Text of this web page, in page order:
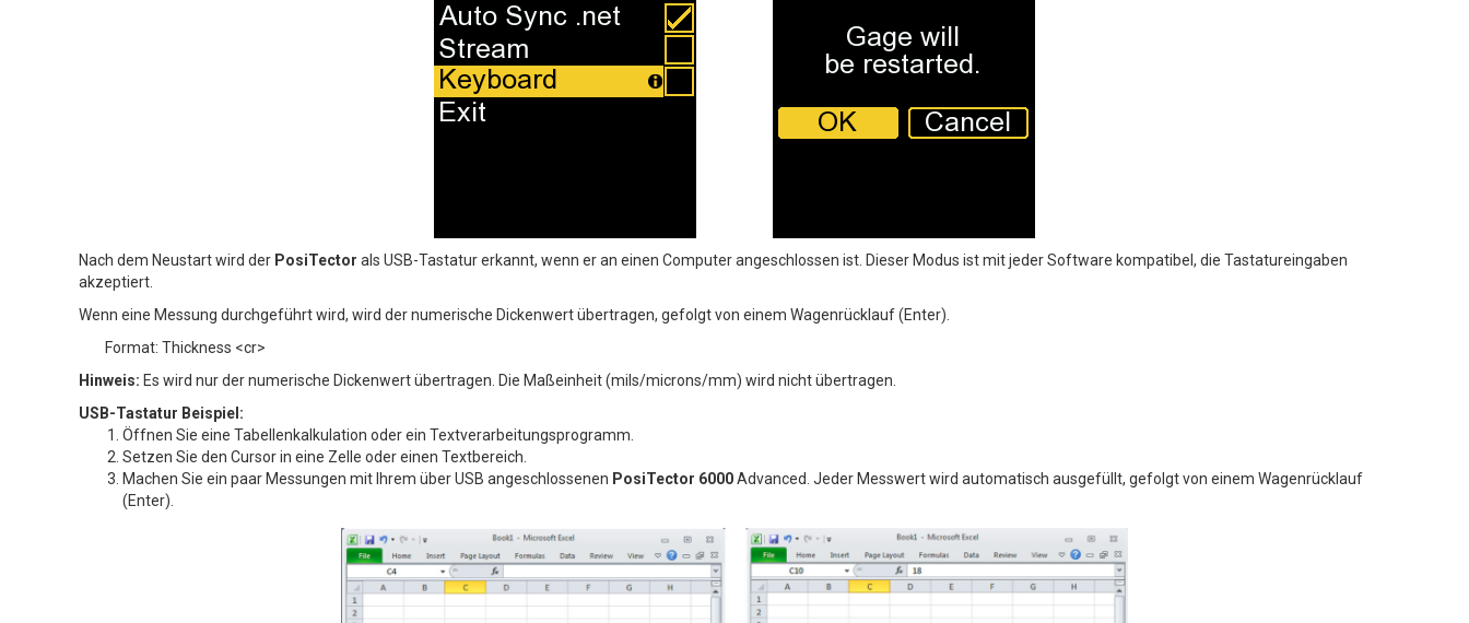
Nach dem Neustart wird der PosiTector als USB-Tastatur erkannt, wenn er an einen Computer angeschlossen ist. Dieser Modus ist mit jeder Software kompatibel, die Tastatureingaben
akzeptiert.
Wenn eine Messung durchgeführt wird, wird der numerische Dickenwert übertragen, gefolgt von einem Wagenrücklauf (Enter).
Format: Thickness <cr>
Hinweis: Es wird nur der numerische Dickenwert übertragen. Die Maßeinheit (mils/microns/mm) wird nicht übertragen.
USB-Tastatur Beispiel:
Öffnen Sie eine Tabellenkalkulation oder ein Textverarbeitungsprogramm.
Setzen Sie den Cursor in eine Zelle oder einen Textbereich.
Machen Sie ein paar Messungen mit Ihrem über USB angeschlossenen PosiTector 6000Advanced. Jeder Messwert wird automatisch ausgefüllt, gefolgt von einem Wagenrücklauf
(Enter).